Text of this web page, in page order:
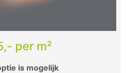
per m²
is mogelijk